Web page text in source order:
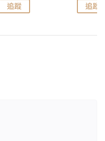
追蹤 追蹤